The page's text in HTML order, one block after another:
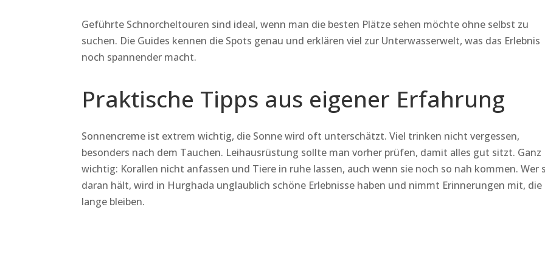
Geführte Schnorcheltouren sind ideal, wenn man die besten Plätze sehen möchte ohne selbst zu
suchen. Die Guides kennen die Spots genau und erklären viel zur Unterwasserwelt, was das Erlebnis
noch spannender macht.
Praktische Tipps aus eigener Erfahrung
Sonnencreme ist extrem wichtig, die Sonne wird oft unterschätzt. Viel trinken nicht vergessen,
besonders nach dem Tauchen. Leihausrüstung sollte man vorher prüfen, damit alles gut sitzt. Ganz
wichtig: Korallen nicht anfassen und Tiere in ruhe lassen, auch wenn sie noch so nah kommen. Wer
daran hält, wird in Hurghada unglaublich schöne Erlebnisse haben und nimmt Erinnerungen mit, die
lange bleiben.